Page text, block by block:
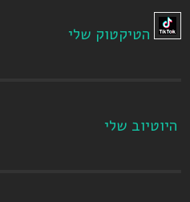
הטיקטוק שלי
היוטיוב שלי